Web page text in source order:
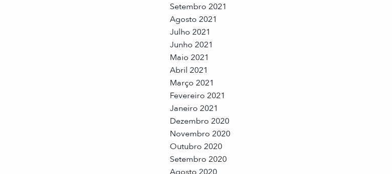
Setembro 2021
Agosto 2021
Julho 2021
Junho 2021
Maio 2021
Abril 2021
Março 2021
Fevereiro 2021
Janeiro 2021
Dezembro 2020
Novembro 2020
Outubro 2020
Setembro 2020